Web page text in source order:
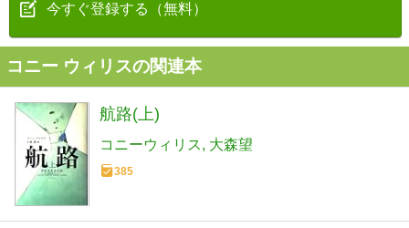
今すぐ登録する（無料）
コニー ウィリスの関連本
航路(上)
コニーウィリス 大森望
385